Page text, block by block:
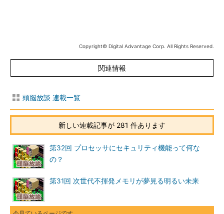
CSP）と呼ぶ、ほぼ半導体チップ（ダイ）と同じサイズのパッケ
ージを採用しているためだ。そのため、スタックド・チップ・サ
能にした技術のうちの1つである。
積み重ねるのもいいものだ
品は、SRAMとフラッシュメモリを積み重ねた「コンボ・メモ
リ」などと称されるメモリ製品である。メモリを用いた回路の回
スやアドレス・バスなどの同じ信号が接続され、メモリごとに異
なる信号線は実は数本しかない。つまり、各メモリに共通の配線
が、回路基板上の面積を大きく占有しているわけだ。これを見た
Copyright© Digital Advantage Corp. All Rights Reserved.
関連情報
頭脳放談 連載一覧
新しい連載記事が 281 件あります
第32回 プロセッサにセキュリティ機能って何な
の？
第31回 次世代不揮発メモリが夢見る明るい未来